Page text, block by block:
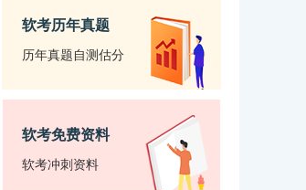
软考历年真题
历年真题自测估分
软考免费资料
软考冲刺资料